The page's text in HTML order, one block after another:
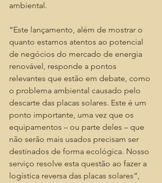
ambiental.
“Este lançamento, além de mostrar o
quanto estamos atentos ao potencial
de negócios do mercado de energia
renovável, responde a pontos
relevantes que estão em debate, como
o problema ambiental causado pelo
descarte das placas solares. Este é um
ponto importante, uma vez que os
equipamentos – ou parte deles – que
não serão mais usados precisam ser
destinados de forma ecológica. Nosso
serviço resolve esta questão ao fazer a
logística reversa das placas solares”,